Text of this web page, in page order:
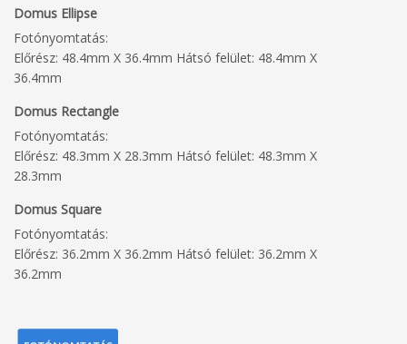
Domus Ellipse
Fotónyomtatás:
Előrész: 48.4mm X 36.4mm Hátsó felület: 48.4mm X
36.4mm
Domus Rectangle
Fotónyomtatás:
Előrész: 48.3mm X 28.3mm Hátsó felület: 48.3mm X
28.3mm
Domus Square
Fotónyomtatás:
Előrész: 36.2mm X 36.2mm Hátsó felület: 36.2mm X
36.2mm